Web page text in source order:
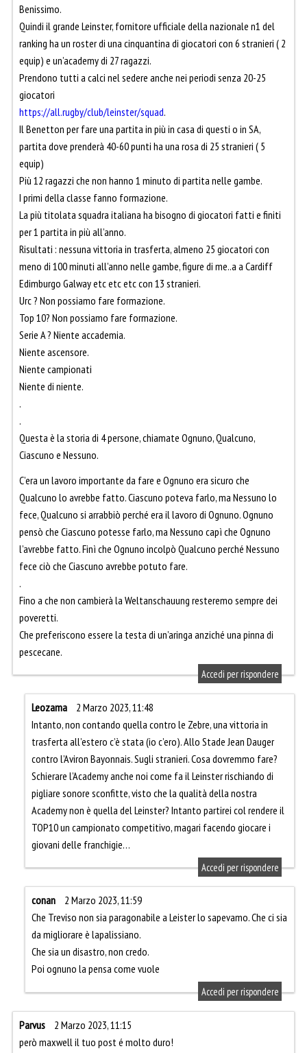
Benissimo.
Quindi il grande Leinster, fornitore ufficiale della nazionale n1 del
ranking ha un roster di una cinquantina di giocatori con 6 stranieri ( 2
equip) e un’academy di 27 ragazzi.
Prendono tutti a calci nel sedere anche nei periodi senza 20-25
giocatori
https://all.rugby/club/leinster/squad.
Il Benetton per fare una partita in più in casa di questi o in SA,
partita dove prenderà 40-60 punti ha una rosa di 25 stranieri ( 5
equip)
Più 12 ragazzi che non hanno 1 minuto di partita nelle gambe.
I primi della classe fanno formazione.
La più titolata squadra italiana ha bisogno di giocatori fatti e finiti
per 1 partita in più all’anno.
Risultati : nessuna vittoria in trasferta, almeno 25 giocatori con
meno di 100 minuti all’anno nelle gambe, figure di me..a a Cardiff
Edimburgo Galway etc etc etc con 13 stranieri.
Urc ? Non possiamo fare formazione.
Top 10? Non possiamo fare formazione.
Serie A ? Niente accademia.
Niente ascensore.
Niente campionati
Niente di niente.
.
.
Questa è la storia di 4 persone, chiamate Ognuno, Qualcuno,
Ciascuno e Nessuno.
C’era un lavoro importante da fare e Ognuno era sicuro che
Qualcuno lo avrebbe fatto. Ciascuno poteva farlo, ma Nessuno lo
fece, Qualcuno si arrabbiò perché era il lavoro di Ognuno. Ognuno
pensò che Ciascuno potesse farlo, ma Nessuno capì che Ognuno
l’avrebbe fatto. Finì che Ognuno incolpò Qualcuno perché Nessuno
fece ciò che Ciascuno avrebbe potuto fare.
.
Fino a che non cambierà la Weltanschauung resteremo sempre dei
poveretti.
Che preferiscono essere la testa di un’aringa anziché una pinna di
pescecane.
Accedi per rispondere
Leozama
2 Marzo 2023, 11:48
Intanto, non contando quella contro le Zebre, una vittoria in
trasferta all’estero c’è stata (io c’ero). Allo Stade Jean Dauger
contro l’Aviron Bayonnais. Sugli stranieri. Cosa dovremmo fare?
Schierare l’Academy anche noi come fa il Leinster rischiando di
pigliare sonore sconfitte, visto che la qualità della nostra
Academy non è quella del Leinster? Intanto partirei col rendere il
TOP10 un campionato competitivo, magari facendo giocare i
giovani delle franchigie…
Accedi per rispondere
conan
2 Marzo 2023, 11:59
Che Treviso non sia paragonabile a Leister lo sapevamo. Che ci sia
da migliorare è lapalissiano.
Che sia un disastro, non credo.
Poi ognuno la pensa come vuole
Accedi per rispondere
Parvus
2 Marzo 2023, 11:15
però maxwell il tuo post é molto duro!